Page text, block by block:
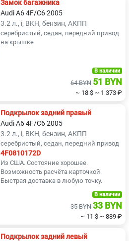
Замок багажника
Audi A6 4F/C6 2005
3.2 л., i, BKH, бензин, АКПП
серебристый, седан, передний привод
на крышке
В наличии
64 BYN 51 BYN
~ 18 $ ~ 1 373 ₽
Подкрылок задний правый
Audi A6 4F/C6 2005
3.2 л., i, BKH, бензин, АКПП
серебристый, седан, передний привод
4F0810172D
Из США. Состояние хорошее.
Возможность расчёта карточкой.
Быстрая доставка в любую точку.
В наличии
35 BYN 33 BYN
~ 11 $ ~ 889 ₽
Подкрылок задний левый